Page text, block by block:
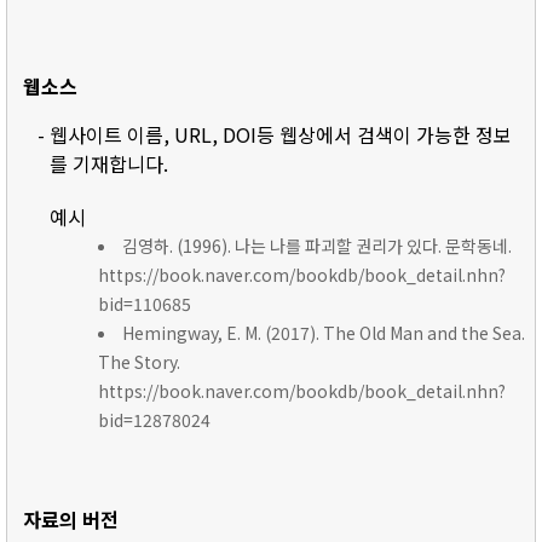
웹소스
- 웹사이트 이름, URL, DOI등 웹상에서 검색이 가능한 정보
를 기재합니다.
예시
김영하. (1996). 나는 나를 파괴할 권리가 있다. 문학동네.
https://book.naver.com/bookdb/book_detail.nhn?
bid=110685
Hemingway, E. M. (2017). The Old Man and the Sea.
The Story.
https://book.naver.com/bookdb/book_detail.nhn?
bid=12878024
자료의 버전